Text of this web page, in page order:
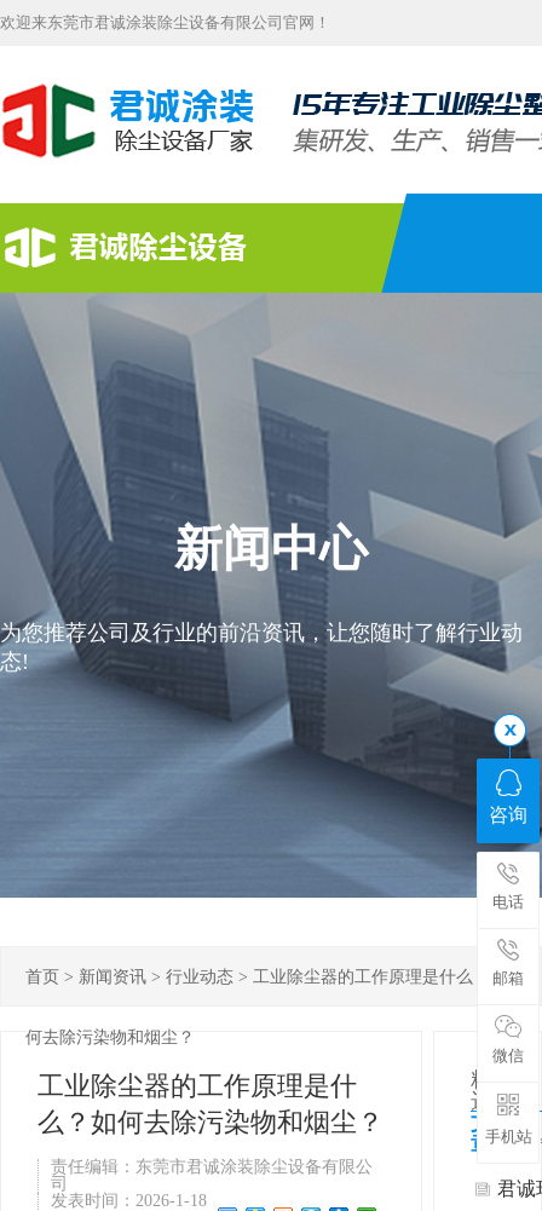
欢迎来东莞市君诚涂装除尘设备有限公司官网！
新闻中心
为您推荐公司及行业的前沿资讯，让您随时了解行业动
态!
首页 > 新闻资讯 > 行业动态 > 工业除尘器的工作原理是什么？如
何去除污染物和烟尘？
工业除尘器的工作原理是什
么？如何去除污染物和烟尘？
责任编辑：东莞市君诚涂装除尘设备有限公
司
发表时间：2026-1-18
精
选
文
章 响
热式
君诚
咨询
电话
邮箱
微信
手机站